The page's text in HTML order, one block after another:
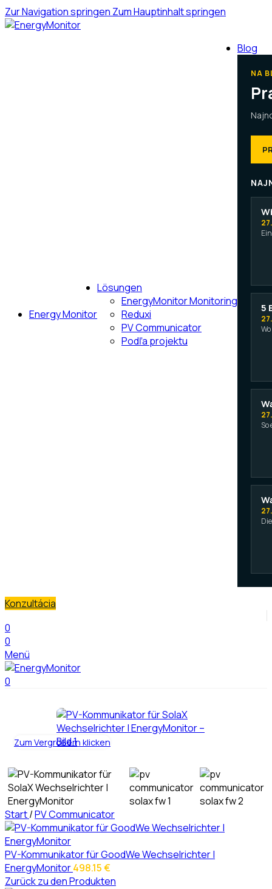
Zur Navigation springen Zum Hauptinhalt springen
Energy Monitor
Lösungen
EnergyMonitor Monitoring
Reduxi
PV Communicator
Podľa projektu
Blog
NA
5
Konzultácia
0
0
Menü
0
Zum Vergrößern klicken
Start/PV Communicator
PV-Kommunikator für GoodWe Wechselrichter |
EnergyMonitor498.15€
Zurück zu den Produkten